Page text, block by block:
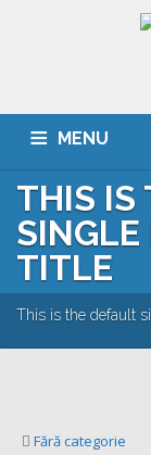
MENU
ACASA
PORTOFOLIU
THIS IS
SINGLE
TITLE
This is the default
Fără categorie